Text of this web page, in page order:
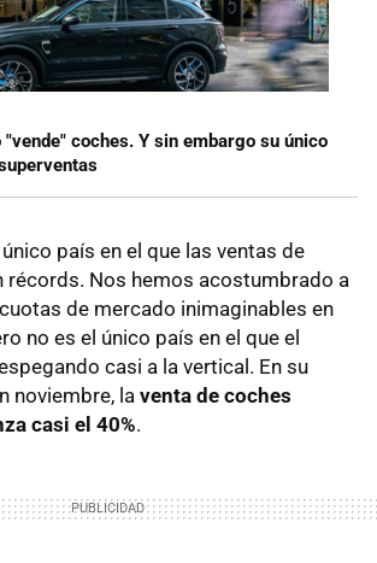
"vende" coches. Y sin embargo su único
país en el que las ventas de
récords. Nos hemos acostumbrado a
de mercado inimaginables en
no es el único país en el que el
casi a la vertical. En su
noviembre, la venta de coches
casi el 40%.